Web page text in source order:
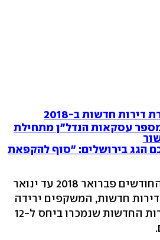
חדשות ב-2018
עסקאות הנדל"ן מתחילת
הגג בירושלים: "סוף להקפאת
בסך הכל נמכרו ב-12 החודשים פברואר 2018 עד ינואר
2019 (כולל) כ-38,550 דירות חדשות, המשקפים ירידה
של 7.4% במספר הדירות החדשות שנמכרו ביחס ל-12